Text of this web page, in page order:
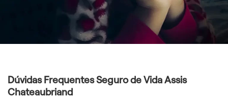
Dúvidas Frequentes Seguro de Vida Assis
Chateaubriand